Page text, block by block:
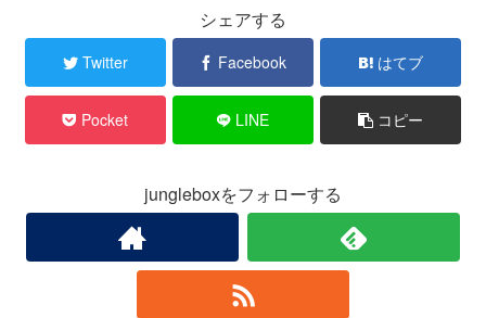
シェアする
Twitter Facebook はてブ
Pocket LINE コピー
jungleboxをフォローする